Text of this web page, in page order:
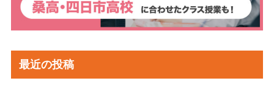
最近の投稿